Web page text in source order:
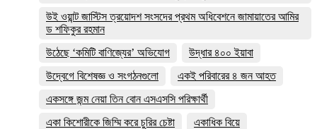
উই ওয়ান্ট জাস্টিস ত্রয়োদশ সংসদের প্রথম অধিবেশনে জামায়াতের আমির
ড শফিকুর রহমান
উঠেছে ‘কমিটি বাণিজ্যের’ অভিযোগ
উদ্ধার ৪০০ ইয়াবা
উদ্বেগে বিশেষজ্ঞ ও সংগঠনগুলো
একই পরিবারের ৪ জন আহত
একসঙ্গে জন্ম নেয়া তিন বোন এসএসসি পরিক্ষার্থী
একা কিশোরীকে জিম্মি করে চুরির চেষ্টা
একাধিক বিয়ে